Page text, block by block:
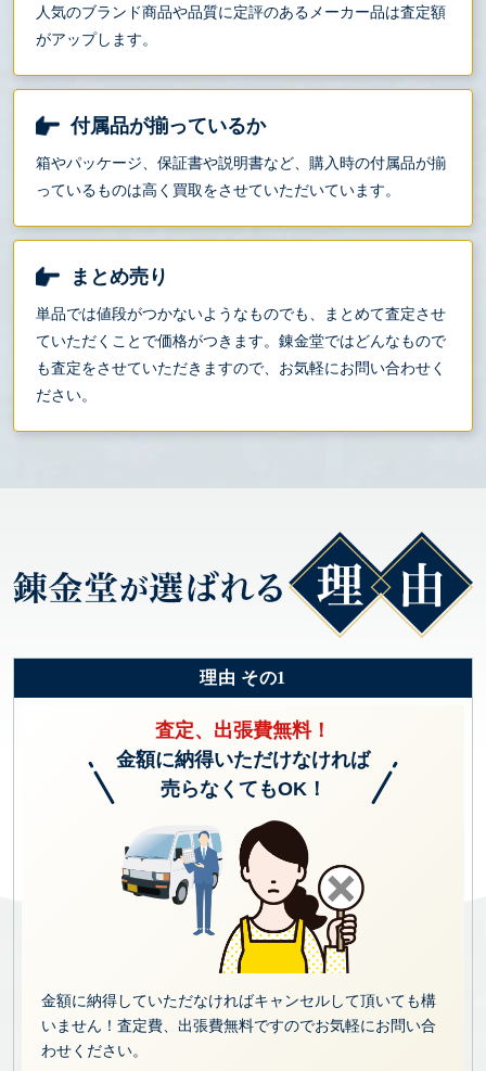
人気のブランド商品や品質に定評のあるメーカー品は査定額
がアップします。
付属品が揃っているか
箱やパッケージ、保証書や説明書など、購入時の付属品が揃
っているものは高く買取をさせていただいています。
まとめ売り
単品では値段がつかないようなものでも、まとめて査定させ
ていただくことで価格がつきます。錬金堂ではどんなもので
も査定をさせていただきますので、お気軽にお問い合わせく
ださい。
理由 その1
査定、出張費無料！
金額に納得いただけなければ
売らなくてもOK！
金額に納得していただなければキャンセルして頂いても構
いません！査定費、出張費無料ですのでお気軽にお問い合
わせください。